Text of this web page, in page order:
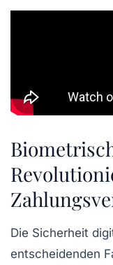
Die Sicherheit
entscheidenden